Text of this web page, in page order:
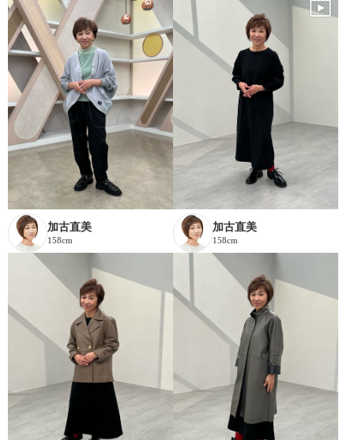
加古直美
158cm
加古直美
158cm